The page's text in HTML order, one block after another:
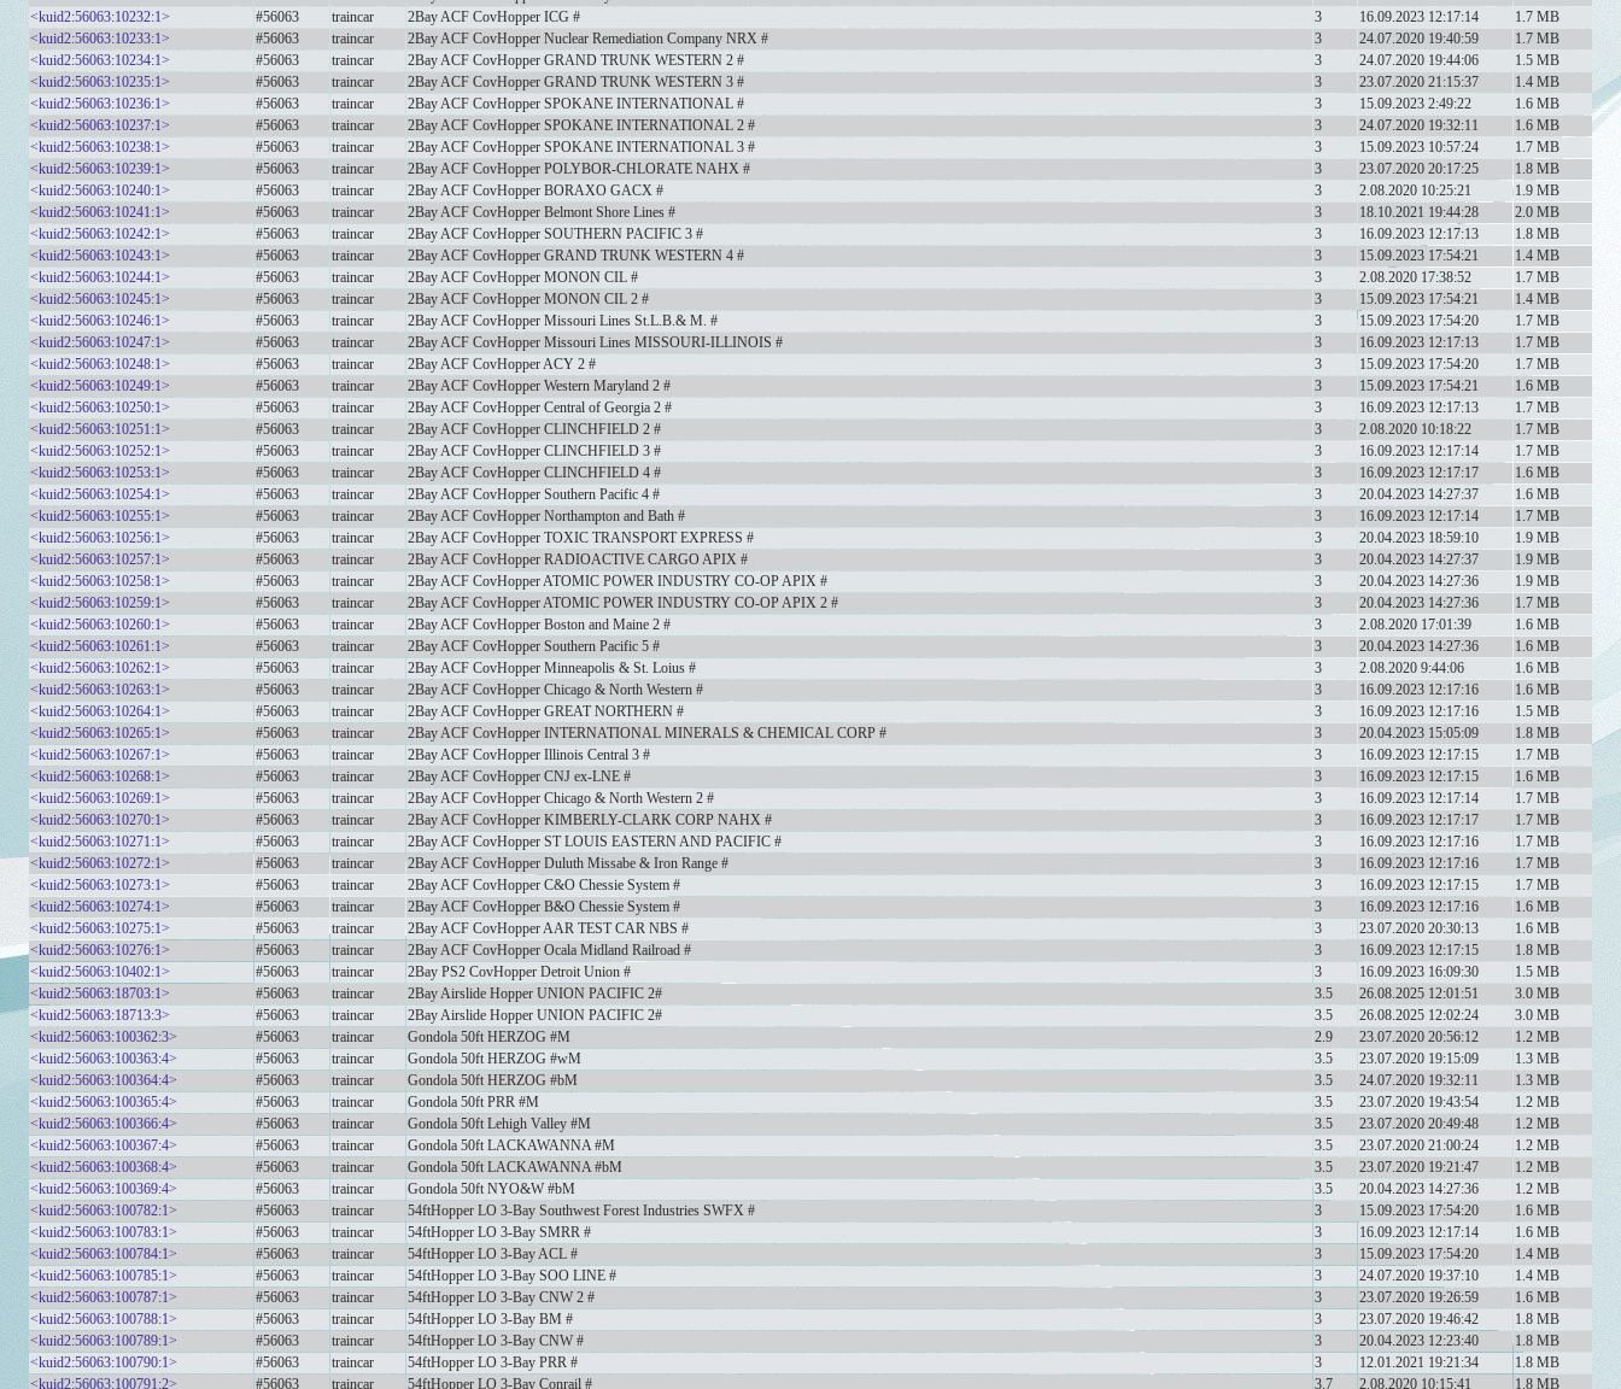
<kuid2:56063:10232:1>
#56063 traincar 2Bay ACF CovHopper ICG # 3 16.09.2023 12:17:14
1.7 MB
<kuid2:56063:10233:1>
#56063 traincar 2Bay ACF CovHopper Nuclear Remediation Company NRX # 3 24.07.2020 19:40:59
1.7 MB
<kuid2:56063:10234:1>
#56063 traincar 2Bay ACF CovHopper GRAND TRUNK WESTERN 2 # 3 24.07.2020 19:44:06
1.5 MB
<kuid2:56063:10235:1>
#56063 traincar 2Bay ACF CovHopper GRAND TRUNK WESTERN 3 # 3 23.07.2020 21:15:37
1.4 MB
<kuid2:56063:10236:1>
#56063 traincar 2Bay ACF CovHopper SPOKANE INTERNATIONAL # 3 15.09.2023 2:49:22
1.6 MB
<kuid2:56063:10237:1>
#56063 traincar 2Bay ACF CovHopper SPOKANE INTERNATIONAL 2 # 3 24.07.2020 19:32:11
1.6 MB
<kuid2:56063:10238:1>
#56063 traincar 2Bay ACF CovHopper SPOKANE INTERNATIONAL 3 # 3 15.09.2023 10:57:24
1.7 MB
<kuid2:56063:10239:1>
#56063 traincar 2Bay ACF CovHopper POLYBOR-CHLORATE NAHX # 3 23.07.2020 20:17:25
1.8 MB
<kuid2:56063:10240:1>
#56063 traincar 2Bay ACF CovHopper BORAXO GACX # 3 2.08.2020 10:25:21
1.9 MB
<kuid2:56063:10241:1>
#56063 traincar 2Bay ACF CovHopper Belmont Shore Lines # 3 18.10.2021 19:44:28
2.0 MB
<kuid2:56063:10242:1>
#56063 traincar 2Bay ACF CovHopper SOUTHERN PACIFIC 3 # 3 16.09.2023 12:17:13
1.8 MB
<kuid2:56063:10243:1>
#56063 traincar 2Bay ACF CovHopper GRAND TRUNK WESTERN 4 # 3 15.09.2023 17:54:21
1.4 MB
<kuid2:56063:10244:1>
#56063 traincar 2Bay ACF CovHopper MONON CIL # 3 2.08.2020 17:38:52
1.7 MB
<kuid2:56063:10245:1>
#56063 traincar 2Bay ACF CovHopper MONON CIL 2 # 3 15.09.2023 17:54:21
1.4 MB
<kuid2:56063:10246:1>
#56063 traincar 2Bay ACF CovHopper Missouri Lines St.L.B.& M. # 3 15.09.2023 17:54:20
1.7 MB
<kuid2:56063:10247:1>
#56063 traincar 2Bay ACF CovHopper Missouri Lines MISSOURI-ILLINOIS # 3 16.09.2023 12:17:13
1.7 MB
<kuid2:56063:10248:1>
#56063 traincar 2Bay ACF CovHopper ACY 2 # 3 15.09.2023 17:54:20
1.7 MB
<kuid2:56063:10249:1>
#56063 traincar 2Bay ACF CovHopper Western Maryland 2 # 3 15.09.2023 17:54:21
1.6 MB
<kuid2:56063:10250:1>
#56063 traincar 2Bay ACF CovHopper Central of Georgia 2 # 3 16.09.2023 12:17:13
1.7 MB
<kuid2:56063:10251:1>
#56063 traincar 2Bay ACF CovHopper CLINCHFIELD 2 # 3 2.08.2020 10:18:22
1.7 MB
<kuid2:56063:10252:1>
#56063 traincar 2Bay ACF CovHopper CLINCHFIELD 3 # 3 16.09.2023 12:17:14
1.7 MB
<kuid2:56063:10253:1>
#56063 traincar 2Bay ACF CovHopper CLINCHFIELD 4 # 3 16.09.2023 12:17:17
1.6 MB
<kuid2:56063:10254:1>
#56063 traincar 2Bay ACF CovHopper Southern Pacific 4 # 3 20.04.2023 14:27:37
1.6 MB
<kuid2:56063:10255:1>
#56063 traincar 2Bay ACF CovHopper Northampton and Bath # 3 16.09.2023 12:17:14
1.7 MB
<kuid2:56063:10256:1>
#56063 traincar 2Bay ACF CovHopper TOXIC TRANSPORT EXPRESS # 3 20.04.2023 18:59:10
1.9 MB
<kuid2:56063:10257:1>
#56063 traincar 2Bay ACF CovHopper RADIOACTIVE CARGO APIX # 3 20.04.2023 14:27:37
1.9 MB
<kuid2:56063:10258:1>
#56063 traincar 2Bay ACF CovHopper ATOMIC POWER INDUSTRY CO-OP APIX # 3 20.04.2023 14:27:36
1.9 MB
<kuid2:56063:10259:1>
#56063 traincar 2Bay ACF CovHopper ATOMIC POWER INDUSTRY CO-OP APIX 2 # 3 20.04.2023 14:27:36
1.7 MB
<kuid2:56063:10260:1>
#56063 traincar 2Bay ACF CovHopper Boston and Maine 2 # 3 2.08.2020 17:01:39
1.6 MB
<kuid2:56063:10261:1>
#56063 traincar 2Bay ACF CovHopper Southern Pacific 5 # 3 20.04.2023 14:27:36
1.6 MB
<kuid2:56063:10262:1>
#56063 traincar 2Bay ACF CovHopper Minneapolis & St. Loius # 3 2.08.2020 9:44:06
1.6 MB
<kuid2:56063:10263:1>
#56063 traincar 2Bay ACF CovHopper Chicago & North Western # 3 16.09.2023 12:17:16
1.6 MB
<kuid2:56063:10264:1>
#56063 traincar 2Bay ACF CovHopper GREAT NORTHERN # 3 16.09.2023 12:17:16
1.5 MB
<kuid2:56063:10265:1>
#56063 traincar 2Bay ACF CovHopper INTERNATIONAL MINERALS & CHEMICAL CORP # 3 20.04.2023 15:05:09
1.8 MB
<kuid2:56063:10267:1>
#56063 traincar 2Bay ACF CovHopper Illinois Central 3 # 3 16.09.2023 12:17:15
1.7 MB
<kuid2:56063:10268:1>
#56063 traincar 2Bay ACF CovHopper CNJ ex-LNE # 3 16.09.2023 12:17:15
1.6 MB
<kuid2:56063:10269:1>
#56063 traincar 2Bay ACF CovHopper Chicago & North Western 2 # 3 16.09.2023 12:17:14
1.7 MB
<kuid2:56063:10270:1>
#56063 traincar 2Bay ACF CovHopper KIMBERLY-CLARK CORP NAHX # 3 16.09.2023 12:17:17
1.7 MB
<kuid2:56063:10271:1>
#56063 traincar 2Bay ACF CovHopper ST LOUIS EASTERN AND PACIFIC # 3 16.09.2023 12:17:16
1.7 MB
<kuid2:56063:10272:1>
#56063 traincar 2Bay ACF CovHopper Duluth Missabe & Iron Range # 3 16.09.2023 12:17:16
1.7 MB
<kuid2:56063:10273:1>
#56063 traincar 2Bay ACF CovHopper C&O Chessie System # 3 16.09.2023 12:17:15
1.7 MB
<kuid2:56063:10274:1>
#56063 traincar 2Bay ACF CovHopper B&O Chessie System # 3 16.09.2023 12:17:16
1.6 MB
<kuid2:56063:10275:1>
#56063 traincar 2Bay ACF CovHopper AAR TEST CAR NBS # 3 23.07.2020 20:30:13
1.6 MB
<kuid2:56063:10276:1>
#56063 traincar 2Bay ACF CovHopper Ocala Midland Railroad # 3 16.09.2023 12:17:15
1.8 MB
<kuid2:56063:10402:1>
#56063 traincar 2Bay PS2 CovHopper Detroit Union # 3 16.09.2023 16:09:30
1.5 MB
<kuid2:56063:18703:1>
#56063 traincar 2Bay Airslide Hopper UNION PACIFIC 2# 3.5 26.08.2025 12:01:51
3.0 MB
<kuid2:56063:18713:3>
#56063 traincar 2Bay Airslide Hopper UNION PACIFIC 2# 3.5 26.08.2025 12:02:24
3.0 MB
<kuid2:56063:100362:3>
#56063 traincar Gondola 50ft HERZOG #M 2.9 23.07.2020 20:56:12
1.2 MB
<kuid2:56063:100363:4>
#56063 traincar Gondola 50ft HERZOG #wM 3.5 23.07.2020 19:15:09
1.3 MB
<kuid2:56063:100364:4>
#56063 traincar Gondola 50ft HERZOG #bM 3.5 24.07.2020 19:32:11
1.3 MB
<kuid2:56063:100365:4>
#56063 traincar Gondola 50ft PRR #M 3.5 23.07.2020 19:43:54
1.2 MB
<kuid2:56063:100366:4>
#56063 traincar Gondola 50ft Lehigh Valley #M 3.5 23.07.2020 20:49:48
1.2 MB
<kuid2:56063:100367:4>
#56063 traincar Gondola 50ft LACKAWANNA #M 3.5 23.07.2020 21:00:24
1.2 MB
<kuid2:56063:100368:4>
#56063 traincar Gondola 50ft LACKAWANNA #bM 3.5 23.07.2020 19:21:47
1.2 MB
<kuid2:56063:100369:4>
#56063 traincar Gondola 50ft NYO&W #bM 3.5 20.04.2023 14:27:36
1.2 MB
<kuid2:56063:100782:1>
#56063 traincar 54ftHopper LO 3-Bay Southwest Forest Industries SWFX # 3 15.09.2023 17:54:20
1.6 MB
<kuid2:56063:100783:1>
#56063 traincar 54ftHopper LO 3-Bay SMRR # 3 16.09.2023 12:17:14
1.6 MB
<kuid2:56063:100784:1>
#56063 traincar 54ftHopper LO 3-Bay ACL # 3 15.09.2023 17:54:20
1.4 MB
<kuid2:56063:100785:1>
#56063 traincar 54ftHopper LO 3-Bay SOO LINE # 3 24.07.2020 19:37:10
1.4 MB
<kuid2:56063:100787:1>
#56063 traincar 54ftHopper LO 3-Bay CNW 2 # 3 23.07.2020 19:26:59
1.6 MB
<kuid2:56063:100788:1>
#56063 traincar 54ftHopper LO 3-Bay BM # 3 23.07.2020 19:46:42
1.8 MB
<kuid2:56063:100789:1>
#56063 traincar 54ftHopper LO 3-Bay CNW # 3 20.04.2023 12:23:40
1.8 MB
<kuid2:56063:100790:1>
#56063 traincar 54ftHopper LO 3-Bay PRR # 3 12.01.2021 19:21:34
1.8 MB
<kuid2:56063:100791:2>
#56063 traincar 54ftHopper LO 3-Bay Conrail # 3.7 2.08.2020 10:15:41 1.8 MB